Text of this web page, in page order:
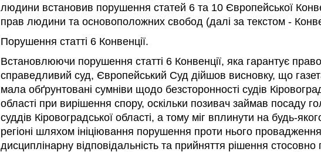
людини встановив порушення статей 6 та 10 Європейської
прав людини та основоположних свобод (далі за текстом -
Порушення статті 6 Конвенції.
Встановлюючи порушення статті 6 Конвенції, яка гарантує
справедливий суд, Європейський Суд дійшов висновку, що
мала обґрунтовані сумніви щодо безсторонності судів
області при вирішення спору, оскільки позивач займав посаду
суддів Кіровоградської області, а тому міг вплинути на будь-
регіоні шляхом ініціювання порушення проти нього
дисциплінарну відповідальність та прийняття рішення стосовно